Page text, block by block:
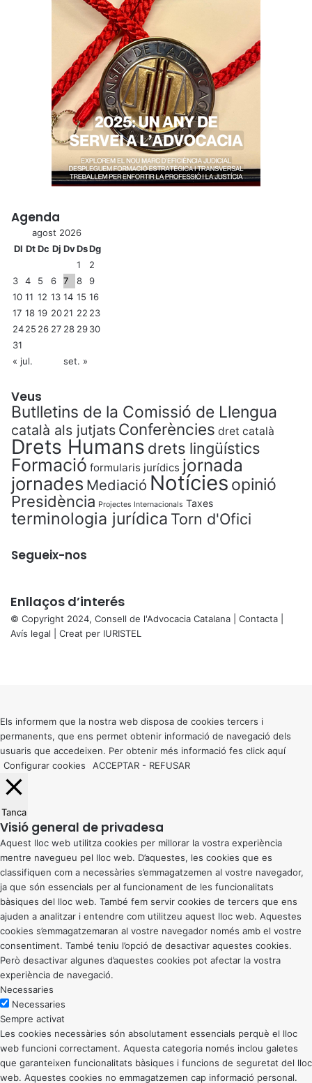
Agenda
agost 2026
Dl DtDc Dj DvDsDg
1
2
3
4 5 6 7 8
9
10 11 12 13 14 15 16
17 18 19 2021 22 23
2425 26 27 28 2930
31
« jul.
set. »
Veus
Butlletins de la Comissió de Llengua
català als jutjats Conferències dret català
Drets Humans drets lingüístics
Formació formularis jurídics jornada
jornades Mediació Notícies opinió
Presidència Projectes Internacionals Taxes
terminologia jurídica Torn d'Ofici
Segueix-nos
Enllaços d’interés
© Copyright 2024, Consell de l'Advocacia Catalana | Contacta
Avís legal | Creat per IURISTEL
button
Els informem que la nostra web disposa de cookies tercers i
permanents, que ens permet obtenir informació de navegació dels
usuaris que accedeixen. Per obtenir més informació fes click aquí
Configurar cookies
ACCEPTAR - REFUSAR
Tanca
Visió general de privadesa
Aquest lloc web utilitza cookies per millorar la vostra experiència
mentre navegueu pel lloc web. D’aquestes, les cookies que es
classifiquen com a necessàries s’emmagatzemen al vostre navegador,
ja que són essencials per al funcionament de les funcionalitats
bàsiques del lloc web. També fem servir cookies de tercers que ens
ajuden a analitzar i entendre com utilitzeu aquest lloc web. Aquestes
cookies s’emmagatzemaran al vostre navegador només amb el vostre
consentiment. També teniu l’opció de desactivar aquestes cookies.
Però desactivar algunes d’aquestes cookies pot afectar la vostra
experiència de navegació.
Necessaries
Necessaries
Sempre activat
Les cookies necessàries són absolutament essencials perquè el lloc
web funcioni correctament. Aquesta categoria només inclou galetes
que garanteixen funcionalitats bàsiques i funcions de seguretat del lloc
web. Aquestes cookies no emmagatzemen cap informació personal.